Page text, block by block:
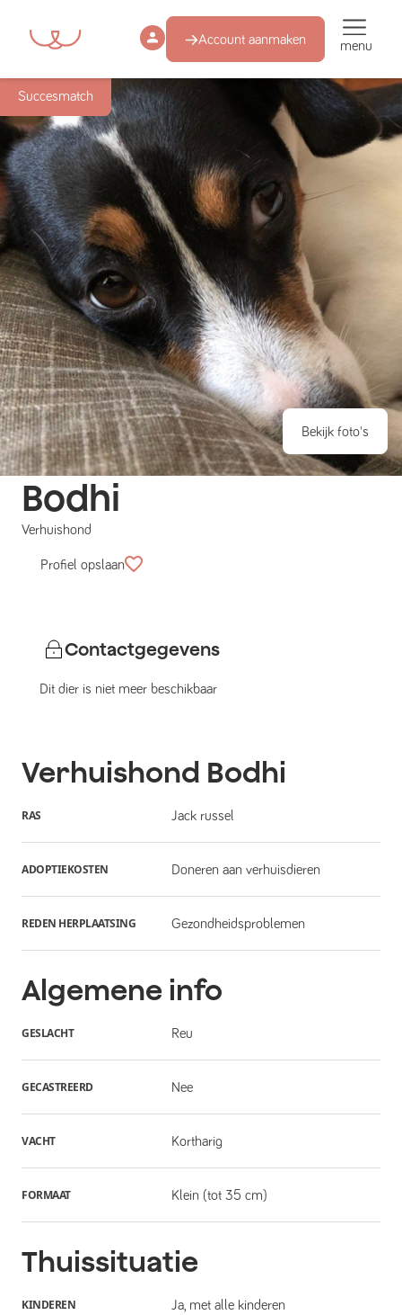
Account aanmaken menu
Succesmatch
Bekijk foto's
Bodhi
Verhuishond
Profiel opslaan
Contactgegevens
Dit dier is niet meer beschikbaar
Verhuishond Bodhi
RAS Jack russel
ADOPTIEKOSTEN Doneren aan verhuisdieren
REDEN HERPLAATSING Gezondheidsproblemen
Algemene info
GESLACHT Reu
GECASTREERD Nee
VACHT Kortharig
FORMAAT Klein (tot 35 cm)
Thuissituatie
KINDEREN Ja, met alle kinderen